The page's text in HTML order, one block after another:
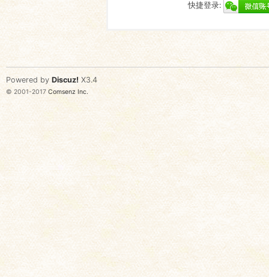
快捷登录:
Powered by Discuz! X3.4
© 2001-2017 Comsenz Inc.